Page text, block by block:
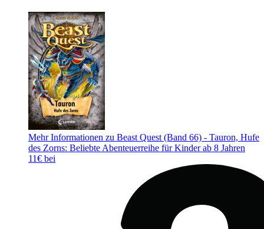
Mehr Informationen zu Beast Quest (Band 66) - Tauron, Hufe
des Zorns: Beliebte Abenteuerreihe für Kinder ab 8 Jahren
11€ bei